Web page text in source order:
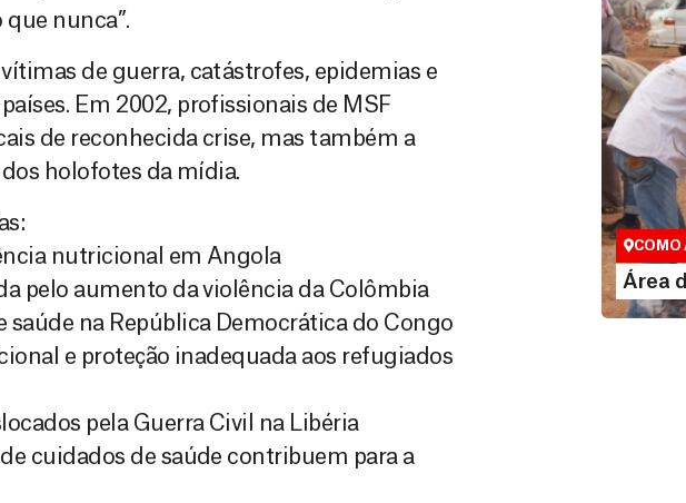
nunca”.
de guerra, catástrofes, epidemias e
Em 2002, profissionais de MSF
de reconhecida crise, mas também a
holofotes da mídia.
nutricional em Angola
pelo aumento da violência da Colômbia
saúde na República Democrática do Congo
e proteção inadequada aos refugiados
pela Guerra Civil na Libéria
cuidados de saúde contribuem para a
Área
Espaço
COMO
Área